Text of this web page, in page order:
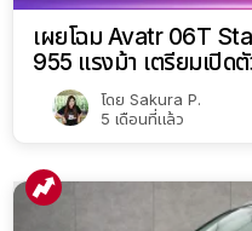
เผยโฉม Avatr 06T
955 แรงม้า เตรียมเปิด
โดย Sakura P.
5 เดือนที่แล้ว